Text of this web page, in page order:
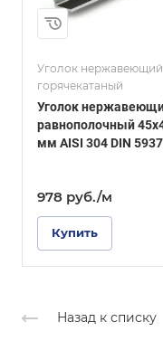
Уголок нержавеющий
горячекатаный
Уголок
равнополочный
мм AISI 304 DIN
978 руб./м
Купить
5
ГОСТ, ТУ
DIN 59370
Поверхность
Матовая
Назад к списку